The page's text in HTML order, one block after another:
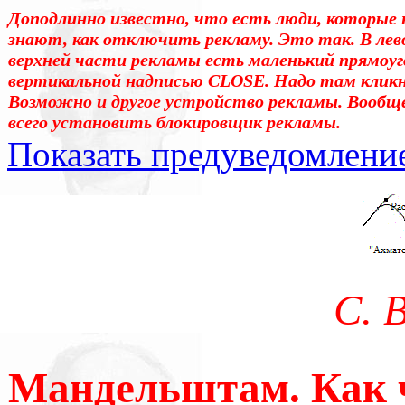
Доподлинно известно, что есть люди, которые
знают, как отключить рекламу. Это так. В
верхней части рекламы есть маленький
вертикальной надписью CLOSE. Надо там
Возможно и другое устройство рекламы.
всего установить блокировщик рекламы.
Показать
Уважаемые! Умоляю: не
отошли от суеты. – Перед
достаточно, чтоб
что не понятно.Прошу
С.
Мандельштам. Как